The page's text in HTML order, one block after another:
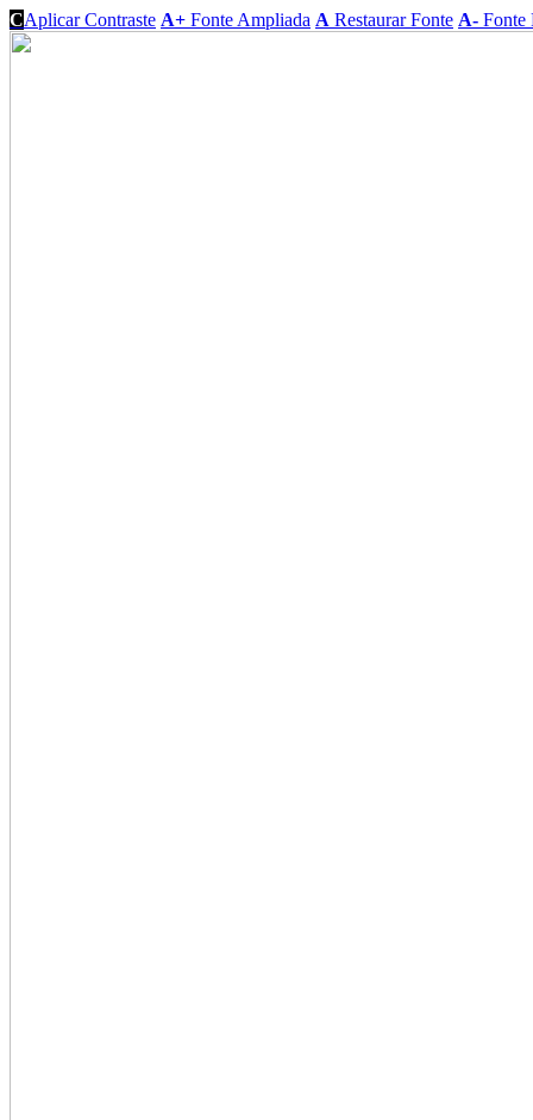
CAplicar Contraste A+ Fonte Ampliada A Restaurar Fonte A- Fonte